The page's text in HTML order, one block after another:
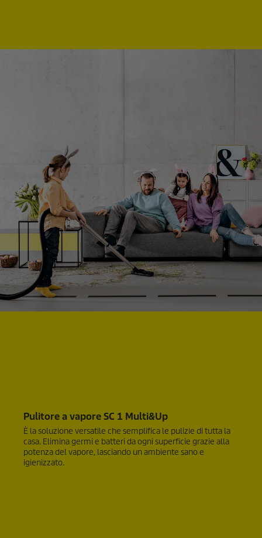
Pulitore a vapore SC 1 Multi&Up
È la soluzione versatile che semplifica le pulizie di tutta la
casa. Elimina germi e batteri da ogni superficie grazie alla
potenza del vapore, lasciando un ambiente sano e
igienizzato.